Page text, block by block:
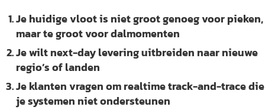
Je huidige vloot is niet groot genoeg voor pieken,
maar te groot voor dalmomenten
Je wilt next-day levering uitbreiden naar nieuwe
regio’s of landen
Je klanten vragen om realtime track-and-trace die
je systemen niet ondersteunen